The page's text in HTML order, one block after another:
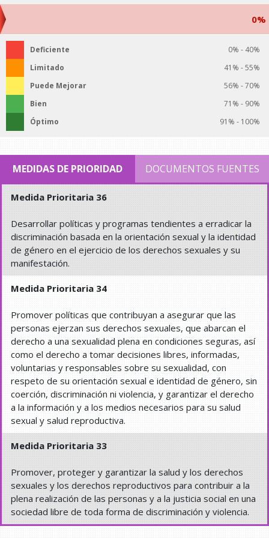
0%
Deficiente
0% - 40%
Limitado
41% - 55%
Puede Mejorar
56% - 70%
Bien
71% - 90%
Óptimo
91% - 100%
MEDIDAS DE PRIORIDAD DOCUMENTOS FUENTES
Medida Prioritaria 36
Desarrollar políticas y programas tendientes a erradicar la
discriminación basada en la orientación sexual y la identidad
de género en el ejercicio de los derechos sexuales y su
manifestación.
Medida Prioritaria 34
Promover políticas que contribuyan a asegurar que las
personas ejerzan sus derechos sexuales, que abarcan el
derecho a una sexualidad plena en condiciones seguras, así
como el derecho a tomar decisiones libres, informadas,
voluntarias y responsables sobre su sexualidad, con
respeto de su orientación sexual e identidad de género, sin
coerción, discriminación ni violencia, y garantizar el derecho
a la información y a los medios necesarios para su salud
sexual y salud reproductiva.
Medida Prioritaria 33
Promover, proteger y garantizar la salud y los derechos
sexuales y los derechos reproductivos para contribuir a la
plena realización de las personas y a la justicia social en una
sociedad libre de toda forma de discriminación y violencia.